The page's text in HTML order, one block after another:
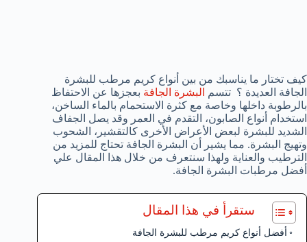
كيف تختار ما يناسبك من بين أنواع كريم مرطب للبشرة
الجافة العديدة ؟ تتسم
البشرة الجافة بعجزها عن الاحتفاظ
بالرطوبة داخلها وخاصة مع كثرة الاستحمام بالماء الساخن،
استخدام أنواع الصابون، التقدم في العمر وقد يصل الجفاف
الشديد للبشرة لبعض الأعراض الأخرى كالتقشير، الشحوب
وتهيج البشرة. مما يشير أن البشرة الجافة تحتاج للمزيد من
الترطيب والعناية ولهذا سنتعرف من خلال هذا المقال علي
أفضل مرطبات البشرة الجافة.
ستقرأ في هذا المقال
أفضل أنواع كريم مرطب للبشرة الجافة